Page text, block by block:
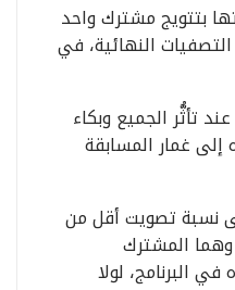
بتتويج مشترك واحد
حلقات التصفيات النهائية، في
تأثُّر الجميع وبكاء
غمار المسابقة
نسبة تصويت أقل من
المشترك
البرنامج، لولا